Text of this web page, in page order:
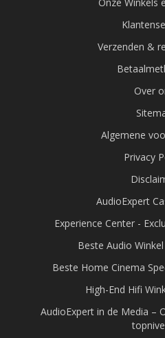
Onze Winkels
Verzenden &
Over
Algemene
Privacy
AudioExpert
Experience Center -
Beste Audio
Beste Home Cinema
High-End Hifi
AudioExpert in de Media –